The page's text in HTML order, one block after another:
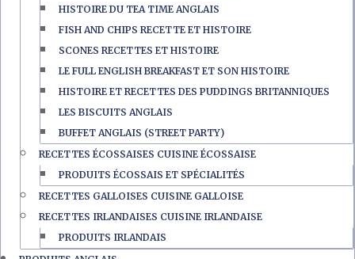
HISTOIRE DU TEA TIME ANGLAIS
FISH AND CHIPS RECETTE ET HISTOIRE
SCONES RECETTES ET HISTOIRE
LE FULL ENGLISH BREAKFAST ET SON HISTOIRE
HISTOIRE ET RECETTES DES PUDDINGS BRITANNIQUES
LES BISCUITS ANGLAIS
BUFFET ANGLAIS (STREET PARTY)
RECETTES ÉCOSSAISES CUISINE ÉCOSSAISE
PRODUITS ÉCOSSAIS ET SPÉCIALITÉS
RECETTES GALLOISES CUISINE GALLOISE
RECETTES IRLANDAISES CUISINE IRLANDAISE
PRODUITS IRLANDAIS